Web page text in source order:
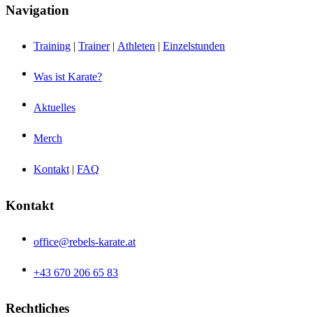
Navigation
Training | Trainer | Athleten | Einzelstunden
Was ist Karate?
Aktuelles
Merch
Kontakt | FAQ
Kontakt
office@rebels-karate.at
+43 670 206 65 83
Rechtliches